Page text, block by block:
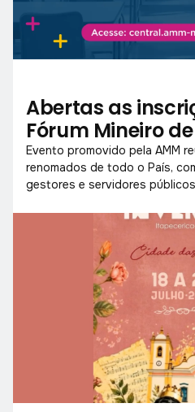
Abertas as
Fórum Mineiro
Evento promovido pela AMM
renomados de todo o País,
gestores e servidores